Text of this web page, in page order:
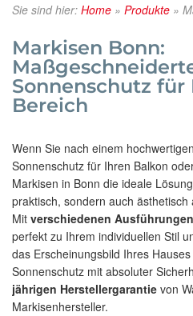
Sie sind hier: Home » Produkte »
Markisen Bonn:
Sonnenschutz
Bereich
Wenn Sie nach einem
Sonnenschutz für Ihren Balkon
Markisen in Bonn die ideale
praktisch, sondern auch
Mit verschiedenen
perfekt zu Ihrem individuellen Stil
das Erscheinungsbild Ihres
Sonnenschutz mit absoluter
jährigen Herstellergarantie von
Markisenhersteller.